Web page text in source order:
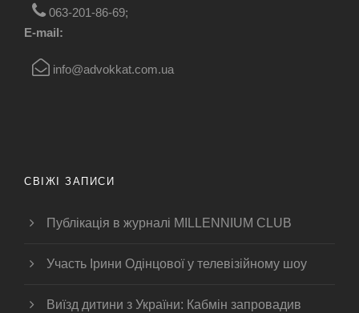
063-201-86-69;
E-mail:
info@advokkat.com.ua
СВІЖІ ЗАПИСИ
Публікація в журналі MILLENNIUM CLUB
Участь Ірини Одінцової у телевізійному шоу
Виїзд дитини з України: Кабмін запровадив